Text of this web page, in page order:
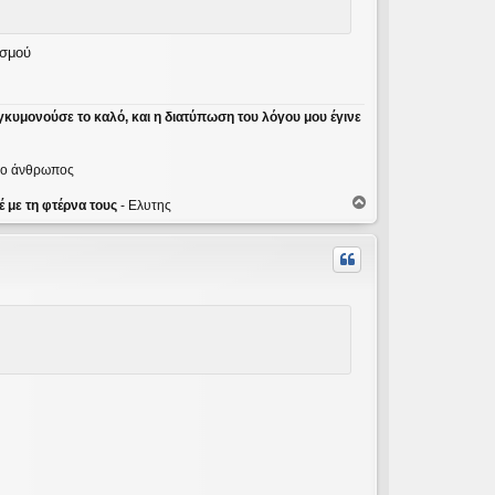
το καλό, και η διατύπωση του λόγου μου έγινε
ο άνθρωπος
με τη φτέρνα τους - Ελυτης
ο
ρ